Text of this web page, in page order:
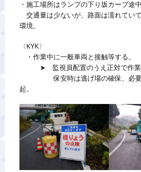
警備業標識
カスタマーハラスメントに対す
プライバシーポリシ
お問い合わせ
・施工場所はランプの下り坂カーブ途
交通量は少ないが、路面は濡れてい
環境。
〈KYK〉
・作業中に一般車両と接触等する。
➤ 監視員配置のうえ正対で作業
保安時は逃げ場の確保、必要
起。